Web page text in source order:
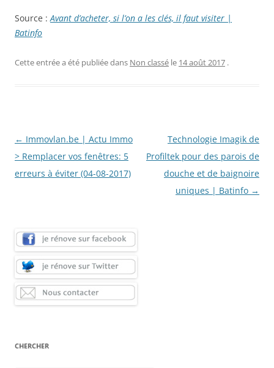
Source : Avant d’acheter, si l’on a les clés, il faut visiter |
Batinfo
Cette entrée a été publiée dans Non classé le 14 août 2017 .
Navigation
des
articles
← Immovlan.be | Actu Immo
> Remplacer vos fenêtres: 5
erreurs à éviter (04-08-2017)
Technologie Imagik de
Profiltek pour des parois de
douche et de baignoire
uniques | Batinfo →
CHERCHER